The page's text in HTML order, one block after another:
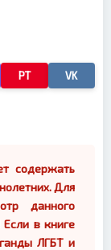
PT VK
содержать
Для
данного
в книге
ЛГБТ и